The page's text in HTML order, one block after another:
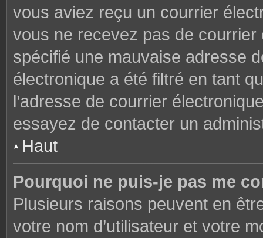
vous aviez reçu un courrier
vous ne recevez pas de
spécifié une mauvaise adresse
électronique a été filtré en tant
l’adresse de courrier
essayez de contacter un
Haut
Pourquoi ne puis-je pas me
Plusieurs raisons peuvent en
votre nom d’utilisateur et votre